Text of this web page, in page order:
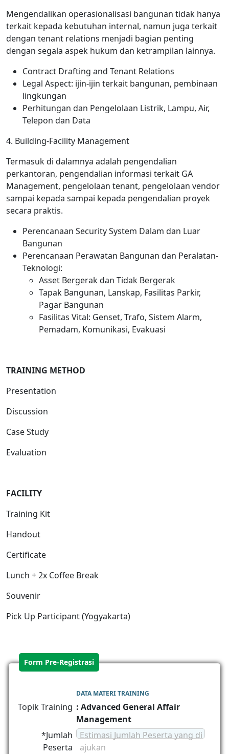
Mengendalikan operasionalisasi bangunan tidak hanya
terkait kepada kebutuhan internal, namun juga terkait
dengan tenant relations menjadi bagian penting
dengan segala aspek hukum dan ketrampilan lainnya.
Contract Drafting and Tenant Relations
Legal Aspect: ijin-ijin terkait bangunan, pembinaan
lingkungan
Perhitungan dan Pengelolaan Listrik, Lampu, Air,
Telepon dan Data
4. Building-Facility Management
Termasuk di dalamnya adalah pengendalian
perkantoran, pengendalian informasi terkait GA
Management, pengelolaan tenant, pengelolaan vendor
sampai kepada sampai kepada pengendalian proyek
secara praktis.
Perencanaan Security System Dalam dan Luar
Bangunan
Perencanaan Perawatan Bangunan dan Peralatan-
Teknologi:
Asset Bergerak dan Tidak Bergerak
Tapak Bangunan, Lanskap, Fasilitas Parkir,
Pagar Bangunan
Fasilitas Vital: Genset, Trafo, Sistem Alarm,
Pemadam, Komunikasi, Evakuasi
TRAINING METHOD
Presentation
Discussion
Case Study
Evaluation
FACILITY
Training Kit
Handout
Certificate
Lunch + 2x Coffee Break
Souvenir
Pick Up Participant (Yogyakarta)
Form Pre-Registrasi
DATA MATERI TRAINING
Topik Training : Advanced General Affair
Management
*Jumlah
Peserta
Estimasi Jumlah Peserta yang di
ajukan